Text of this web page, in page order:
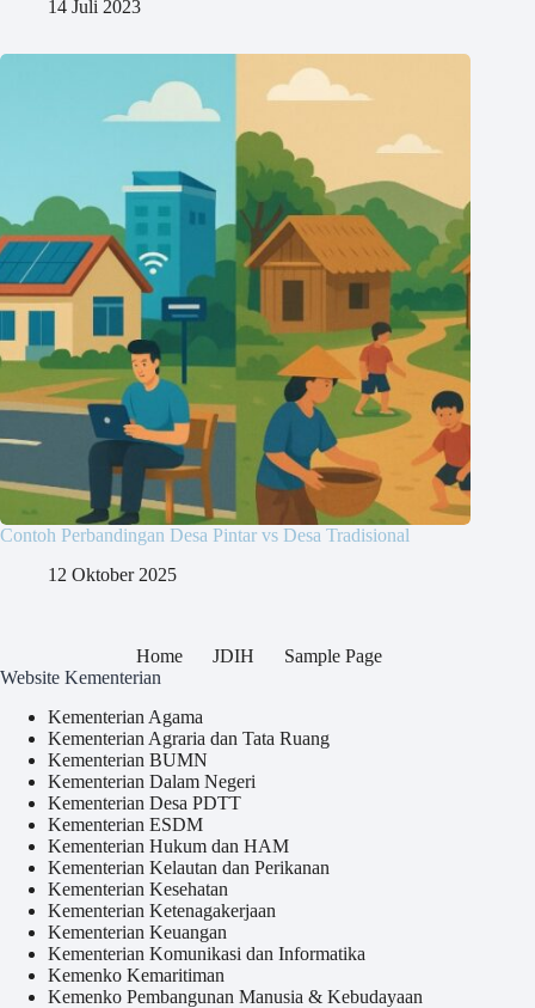
14 Juli 2023
Contoh Perbandingan Desa Pintar vs Desa Tradisional
12 Oktober 2025
Home JDIH
Sample Page
Website Kementerian
Kementerian Agama
Kementerian Agraria dan Tata Ruang
Kementerian BUMN
Kementerian Dalam Negeri
Kementerian Desa PDTT
Kementerian ESDM
Kementerian Hukum dan HAM
Kementerian Kelautan dan Perikanan
Kementerian Kesehatan
Kementerian Ketenagakerjaan
Kementerian Keuangan
Kementerian Komunikasi dan Informatika
Kemenko Kemaritiman
Kemenko Pembangunan Manusia & Kebudayaan